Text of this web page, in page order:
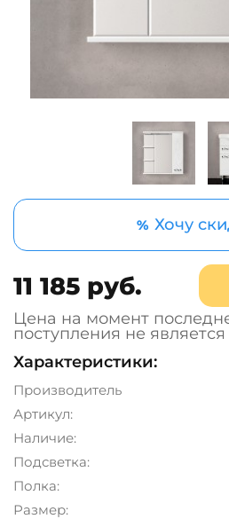
% Хочу
11 185 руб.
Цена на момент
поступления не
Характеристики:
Производитель
Артикул:
Наличие:
Подсветка:
Полка:
Размер: